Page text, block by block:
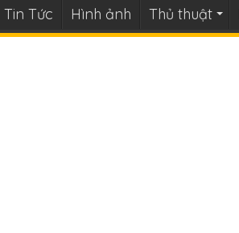
Tin Tức Hình ảnh Thủ thuật